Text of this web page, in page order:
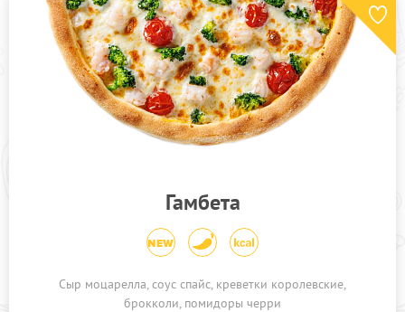
СУПЫ
НАПИТКИ
ДЕСЕРТЫ
ПРОЧЕЕ
АКЦИИ
Гамбета
Сыр моцарелла, соус спайс, креветки королевские,
брокколи, помидоры черри